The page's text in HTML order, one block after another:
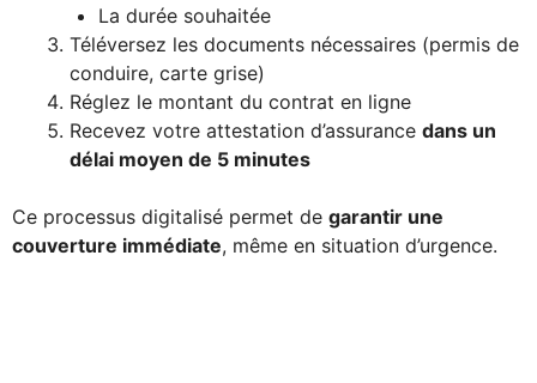
La durée souhaitée
Téléversez les documents nécessaires (permis de
conduire, carte grise)
Réglez le montant du contrat en ligne
Recevez votre attestation d’assurance dans un
délai moyen de 5 minutes
Ce processus digitalisé permet de garantir une
couverture immédiate, même en situation d’urgence.